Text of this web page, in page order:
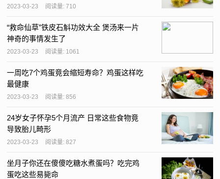
2023-03-23 阅读量: 710
“救命仙草”铁皮石斛功效大全 煲汤来一片
神奇的事情发生了
2023-03-23 阅读量: 1061
一周吃7个鸡蛋竟会缩短寿命？鸡蛋这样吃
最健康
2023-03-23 阅读量: 856
24岁女子怀孕5个月流产 日常这些食物竟
导致胎儿畸形
2023-03-23 阅读量: 827
坐月子你还在傻傻吃糖水煮蛋吗？吃完鸡
蛋吃这些易毙命